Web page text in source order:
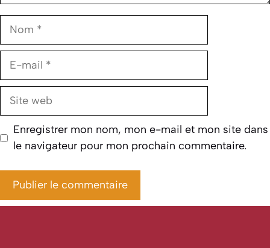
Nom
E-
Site
Enregistrer mon nom, mon e-mail et mon site dans
le navigateur pour mon prochain commentaire.